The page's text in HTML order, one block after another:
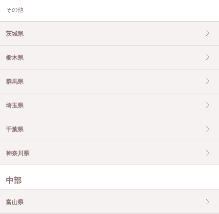
その他
茨城県
栃木県
群馬県
埼玉県
千葉県
神奈川県
中部
富山県